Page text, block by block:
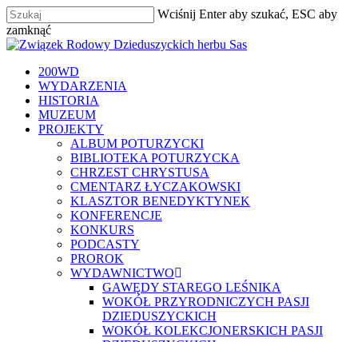
Skip
to
main
Wciśnij Enter aby szukać, ESC aby
zamknąć
Zamknij
szukaj
Menu
200WD
WYDARZENIA
HISTORIA
MUZEUM
PROJEKTY
ALBUM POTURZYCKI
BIBLIOTEKA POTURZYCKA
CHRZEST CHRYSTUSA
CMENTARZ ŁYCZAKOWSKI
KLASZTOR BENEDYKTYNEK
KONFERENCJE
KONKURS
PODCASTY
PROROK
WYDAWNICTWO
GAWĘDY STAREGO LEŚNIKA
WOKÓŁ PRZYRODNICZYCH PASJI
DZIEDUSZYCKICH
WOKÓŁ KOLEKCJONERSKICH PASJI